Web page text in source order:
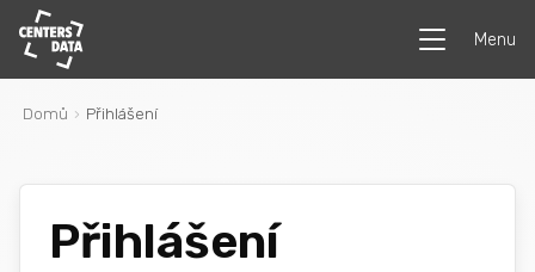
Menu
Domů Přihlášení
Přihlášení